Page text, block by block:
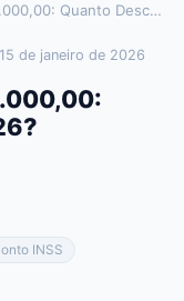
Quanto Desc…
15 de janeiro de 2026
INSS